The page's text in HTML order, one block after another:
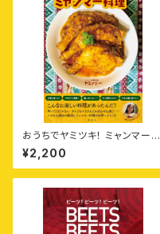
おうちでヤミツキ！ ミャンマー料
理
¥2,200